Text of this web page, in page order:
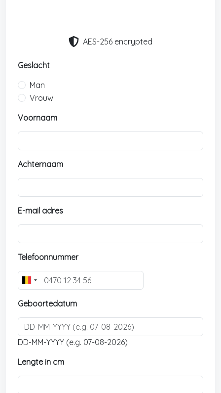
AES-256 encrypted
Geslacht
Man
Vrouw
Voornaam
Achternaam
E-mail adres
Telefoonnummer
B
l
g
i
u
+
3
Geboortedatum
DD-MM-YYYY (e.g. 07-08-2026)
Lengte in cm